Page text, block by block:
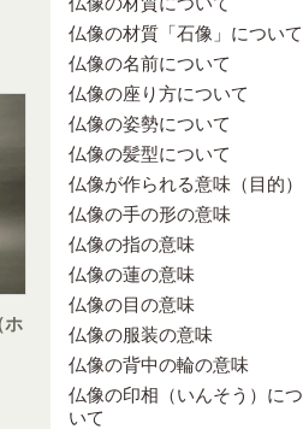
ホ
仏像の材質「石像」について
仏像の名前について
仏像の座り方について
仏像の姿勢について
仏像の髪型について
仏像が作られる意味（目的）
仏像の手の形の意味
仏像の指の意味
仏像の蓮の意味
仏像の目の意味
仏像の服装の意味
仏像の背中の輪の意味
仏像の印相（いんそう）につ
いて